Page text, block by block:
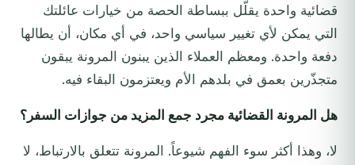
قضائية واحدة يقلّل ببساطة الحصة من خيارات عائلتك
التي يمكن لأي تغيير سياسي واحد، في أي مكان، أن يطالها
دفعة واحدة. ومعظم العملاء الذين يبنون المرونة يبقون
متجذّرين بعمق في بلدهم الأم ويعتزمون البقاء فيه.
هل المرونة القضائية مجرد جمع المزيد من جوازات السفر؟
لا، وهذا أكثر سوء الفهم شيوعاً. المرونة تتعلق بالارتباط، لا